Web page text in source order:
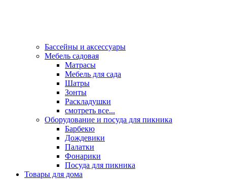
Бассейны и аксессуары
Мебель садовая
Матрасы
Мебель для сада
Шатры
Зонты
Раскладушки
смотреть все...
Оборудование и посуда для пикника
Барбекю
Дождевики
Палатки
Фонарики
Посуда для пикника
Товары для дома